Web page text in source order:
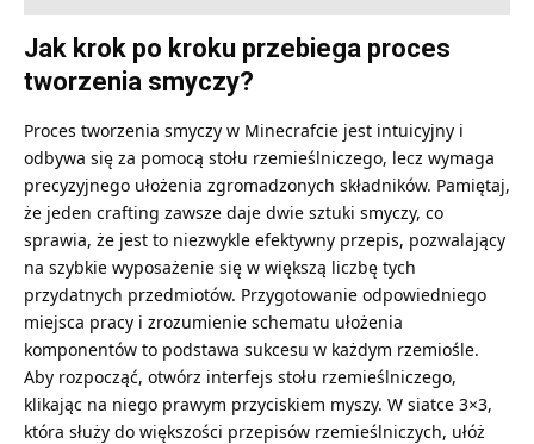
Jak krok po kroku przebiega proces
tworzenia smyczy?
Proces tworzenia smyczy w Minecrafcie jest intuicyjny i
odbywa się za pomocą stołu rzemieślniczego, lecz wymaga
precyzyjnego ułożenia zgromadzonych składników. Pamiętaj,
że jeden crafting zawsze daje dwie sztuki smyczy, co
sprawia, że jest to niezwykle efektywny przepis, pozwalający
na szybkie wyposażenie się w większą liczbę tych
przydatnych przedmiotów. Przygotowanie odpowiedniego
miejsca pracy i zrozumienie schematu ułożenia
komponentów to podstawa sukcesu w każdym rzemiośle.
Aby rozpocząć, otwórz interfejs stołu rzemieślniczego,
klikając na niego prawym przyciskiem myszy. W siatce 3×3,
która służy do większości przepisów rzemieślniczych, ułóż